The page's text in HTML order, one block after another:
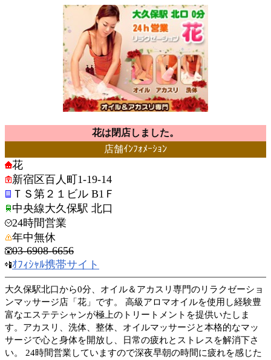
花は閉店しました。
店舗ｲﾝﾌｫﾒｰｼｮﾝ
花
新宿区百人町1-19-14
ＴＳ第２１ビル B1Ｆ
中央線大久保駅 北口
24時間営業
年中無休
03-6908-6656
ｵﾌｨｼｬﾙ携帯サイト
大久保駅北口から0分、オイル＆アカスリ専門のリラクゼーショ
ンマッサージ店「花」です。 高級アロマオイルを使用し経験豊
富なエステテシャンが極上のトリートメントを提供いたしま
す。アカスリ、洗体、整体、オイルマッサージと本格的なマッ
サージで心と身体を開放し、日常の疲れとストレスを解消下さ
い。 24時間営業していますので深夜早朝の時間に疲れを感じた